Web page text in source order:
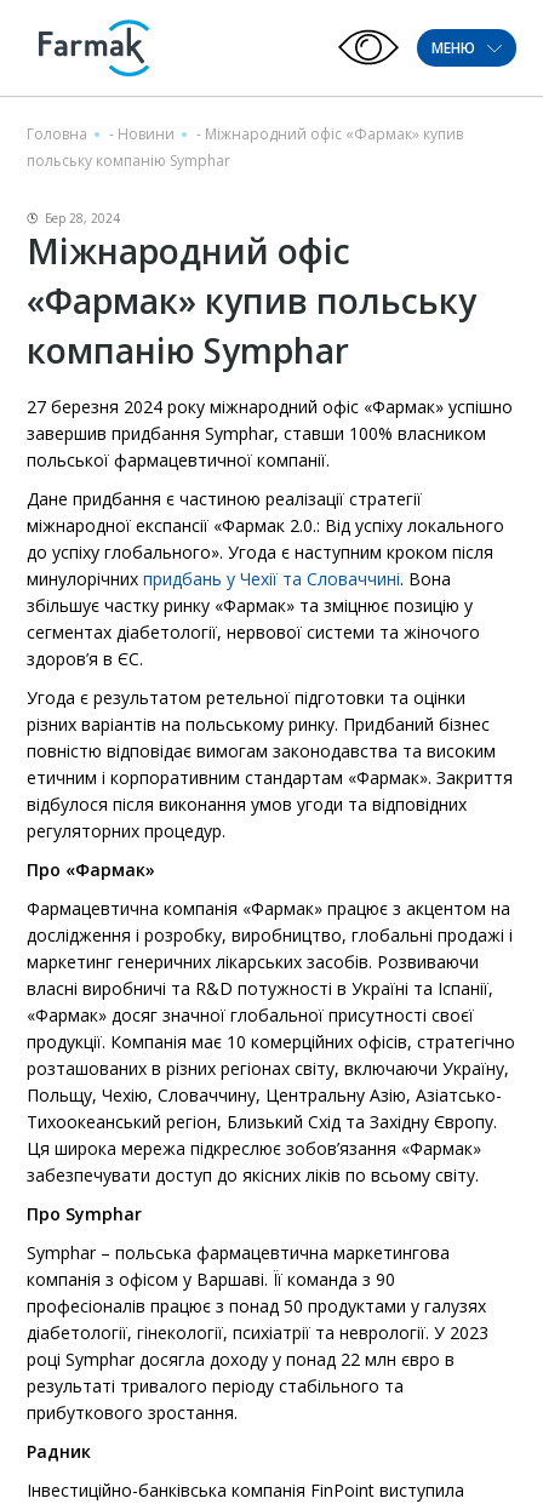
МЕНЮ
Головна - Новини - Міжнародний офіс «Фармак» купив
польську компанію Symphar
Бер 28, 2024
Міжнародний офіс
«Фармак» купив польську
компанію Symphar
27 березня 2024 року міжнародний офіс «Фармак» успішно
завершив придбання Symphar, ставши 100% власником
польської фармацевтичної компанії.
Дане придбання є частиною реалізації стратегії
міжнародної експансії «Фармак 2.0.: Від успіху локального
до успіху глобального». Угода є наступним кроком після
минулорічнихпридбань у Чехії та Словаччині. Вона
збільшує частку ринку «Фармак» та зміцнює позицію у
сегментах діабетології, нервової системи та жіночого
здоров’я в ЄС.
Угода є результатом ретельної підготовки та оцінки
різних варіантів на польському ринку. Придбаний бізнес
повністю відповідає вимогам законодавства та високим
етичним і корпоративним стандартам «Фармак». Закриття
відбулося після виконання умов угоди та відповідних
регуляторних процедур.
Про «Фармак»
Фармацевтична компанія «Фармак» працює з акцентом на
дослідження і розробку, виробництво, глобальні продажі і
маркетинг генеричних лікарських засобів. Розвиваючи
власні виробничі та R&D потужності в Україні та Іспанії,
«Фармак» досяг значної глобальної присутності своєї
продукції. Компанія має 10 комерційних офісів, стратегічно
розташованих в різних регіонах світу, включаючи Україну,
Польщу, Чехію, Словаччину, Центральну Азію, Азіатсько-
Тихоокеанський регіон, Близький Схід та Західну Європу.
Ця широка мережа підкреслює зобов’язання «Фармак»
забезпечувати доступ до якісних ліків по всьому світу.
Про Symphar
Symphar – польська фармацевтична маркетингова
компанія з офісом у Варшаві. Її команда з 90
професіоналів працює з понад 50 продуктами у галузях
діабетології, гінекології, психіатрії та неврології. У 2023
році Symphar досягла доходу у понад 22 млн євро в
результаті тривалого періоду стабільного та
прибуткового зростання.
Радник
Інвестиційно-банківська компанія FinPoint виступила